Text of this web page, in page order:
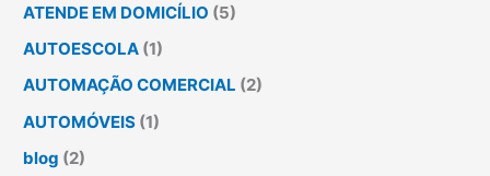
ATENDE EM DOMICÍLIO (5)
AUTOESCOLA (1)
AUTOMAÇÃO COMERCIAL (2)
AUTOMÓVEIS (1)
blog (2)